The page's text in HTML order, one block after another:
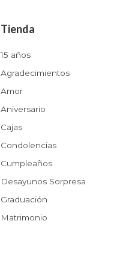
Tienda
15 años
Agradecimientos
Amor
Aniversario
Cajas
Condolencias
Cumpleaños
Desayunos Sorpresa
Graduación
Matrimonio